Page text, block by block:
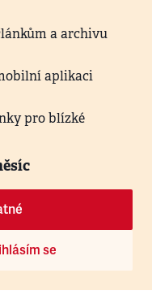
a archivu
aplikaci
pro blízké
se